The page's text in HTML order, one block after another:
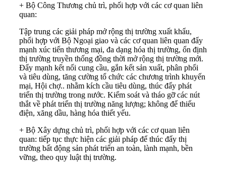
+ Bộ Công Thương chủ trì, phối hợp với các cơ quan liên
quan:
Tập trung các giải pháp mở rộng thị trường xuất khẩu,
phối hợp với Bộ Ngoại giao và các cơ quan liên quan đẩy
mạnh xúc tiến thương mại, đa dạng hóa thị trường, ổn định
thị trường truyền thống đồng thời mở rộng thị trường mới.
Đẩy mạnh kết nối cung cầu, gắn kết sản xuất, phân phối
và tiêu dùng, tăng cường tổ chức các chương trình khuyến
mại, Hội chợ.. nhằm kích cầu tiêu dùng, thúc đẩy phát
triển thị trường trong nước. Kiểm soát và tháo gỡ các nút
thắt về phát triển thị trường năng lượng; không để thiếu
điện, xăng dầu, hàng hóa thiết yếu.
+ Bộ Xây dựng chủ trì, phối hợp với các cơ quan liên
quan: tiếp tục thực hiện các giải pháp để thúc đẩy thị
trường bất động sản phát triển an toàn, lành mạnh, bền
vững, theo quy luật thị trường.